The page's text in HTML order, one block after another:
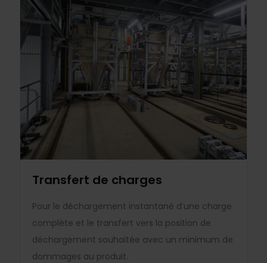
Transfert de charges
Pour le déchargement instantané d’une charge
complète et le transfert vers la position de
déchargement souhaitée avec un minimum de
dommages au produit.